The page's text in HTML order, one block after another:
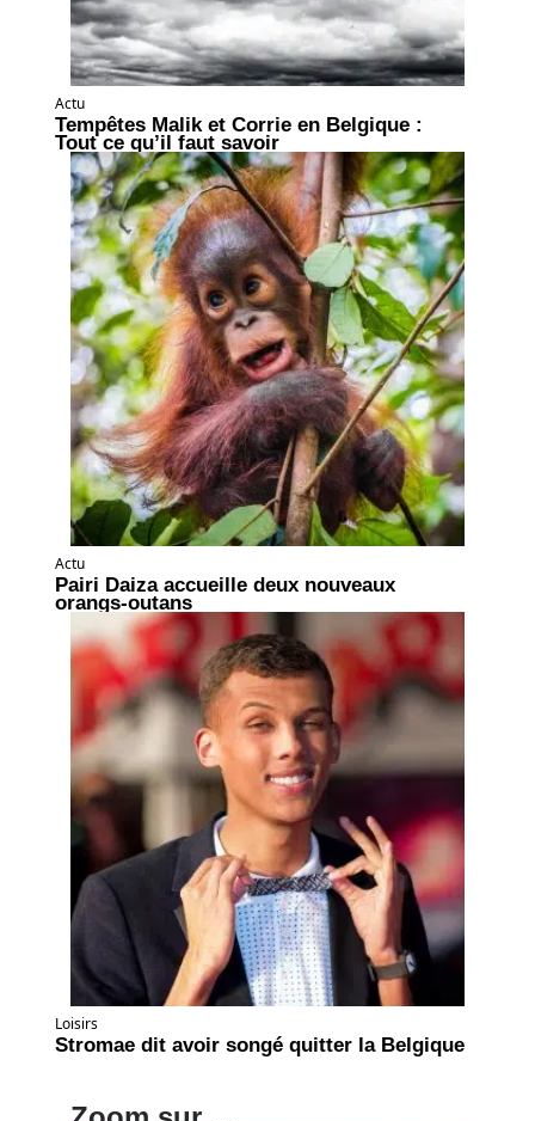
Actu
Tempêtes Malik et Corrie en Belgique :
Tout ce qu’il faut savoir
Actu
Pairi Daiza accueille deux nouveaux
orangs-outans
Loisirs
Stromae dit avoir songé quitter la Belgique